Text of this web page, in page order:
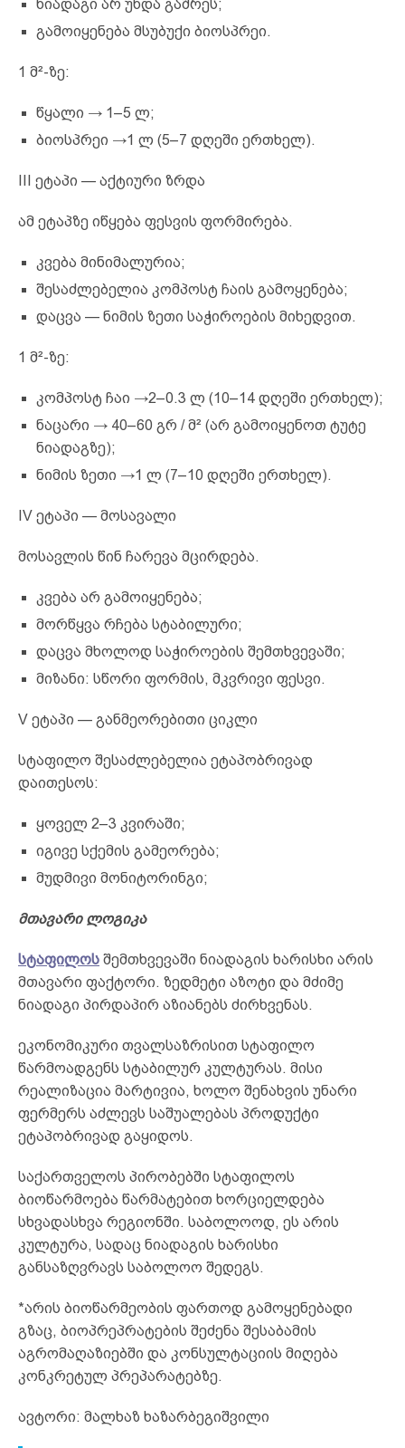
ნიადაგი არ უნდა გაშრეს;
გამოიყენება მსუბუქი ბიოსპრეი.
1 მ²-ზე:
წყალი → 1–5 ლ;
ბიოსპრეი →1 ლ (5–7 დღეში ერთხელ).
III ეტაპი — აქტიური ზრდა
ამ ეტაპზე იწყება ფესვის ფორმირება.
კვება მინიმალურია;
შესაძლებელია კომპოსტ ჩაის გამოყენება;
დაცვა — ნიმის ზეთი საჭიროების მიხედვით.
1 მ²-ზე:
კომპოსტ ჩაი →2–0.3 ლ (10–14 დღეში ერთხელ);
ნაცარი → 40–60 გრ / მ² (არ გამოიყენოთ ტუტე
ნიადაგზე);
ნიმის ზეთი →1 ლ (7–10 დღეში ერთხელ).
IV ეტაპი — მოსავალი
მოსავლის წინ ჩარევა მცირდება.
კვება არ გამოიყენება;
მორწყვა რჩება სტაბილური;
დაცვა მხოლოდ საჭიროების შემთხვევაში;
მიზანი: სწორი ფორმის, მკვრივი ფესვი.
V ეტაპი — განმეორებითი ციკლი
სტაფილო შესაძლებელია ეტაპობრივად
დაითესოს:
ყოველ 2–3 კვირაში;
იგივე სქემის გამეორება;
მუდმივი მონიტორინგი;
მთავარი ლოგიკა
სტაფილოს შემთხვევაში ნიადაგის ხარისხი არის
მთავარი ფაქტორი. ზედმეტი აზოტი და მძიმე
ნიადაგი პირდაპირ აზიანებს ძირხვენას.
ეკონომიკური თვალსაზრისით სტაფილო
წარმოადგენს სტაბილურ კულტურას. მისი
რეალიზაცია მარტივია, ხოლო შენახვის უნარი
ფერმერს აძლევს საშუალებას პროდუქტი
ეტაპობრივად გაყიდოს.
საქართველოს პირობებში სტაფილოს
ბიოწარმოება წარმატებით ხორციელდება
სხვადასხვა რეგიონში. საბოლოოდ, ეს არის
კულტურა, სადაც ნიადაგის ხარისხი
განსაზღვრავს საბოლოო შედეგს.
*არის ბიოწარმეობის ფართოდ გამოყენებადი
გზაც, ბიოპრეპრატების შეძენა შესაბამის
აგრომაღაზიებში და კონსულტაციის მიღება
კონკრეტულ პრეპარატებზე.
ავტორი: მალხაზ ხაზარბეგიშვილი